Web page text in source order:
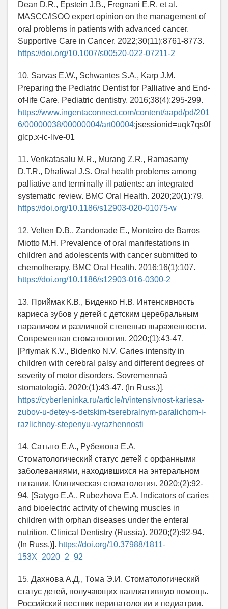
Dean D.R., Epstein J.B., Fregnani E.R. et al.
MASCC/ISOO expert opinion on the management of
oral problems in patients with advanced cancer.
Supportive Care in Cancer. 2022;30(11):8761-8773.
https://doi.org/10.1007/s00520-022-07211-2
10. Sarvas E.W., Schwantes S.A., Karp J.M.
Preparing the Pediatric Dentist for Palliative and End-
of-life Care. Pediatric dentistry. 2016;38(4):295-299.
https://www.ingentaconnect.com/content/aapd/pd/201
6/00000038/00000004/art00004;jsessionid=uqk7qs0f
glcp.x-ic-live-01
11. Venkatasalu M.R., Murang Z.R., Ramasamy
D.T.R., Dhaliwal J.S. Oral health problems among
palliative and terminally ill patients: an integrated
systematic review. BMC Oral Health. 2020;20(1):79.
https://doi.org/10.1186/s12903-020-01075-w
12. Velten D.B., Zandonade E., Monteiro de Barros
Miotto M.H. Prevalence of oral manifestations in
children and adolescents with cancer submitted to
chemotherapy. BMC Oral Health. 2016;16(1):107.
https://doi.org/10.1186/s12903-016-0300-2
13. Приймак К.В., Биденко Н.В. Интенсивность
кариеса зубов у детей с детским церебральным
параличом и различной степенью выраженности.
Современная стоматология. 2020;(1):43-47.
[Priymak K.V., Bidenko N.V. Caries intensity in
children with cerebral palsy and different degrees of
severity of motor disorders. Sovremennaâ
stomatologiâ. 2020;(1):43-47. (In Russ.)].
https://cyberleninka.ru/article/n/intensivnost-kariesa-
zubov-u-detey-s-detskim-tserebralnym-paralichom-i-
razlichnoy-stepenyu-vyrazhennosti
14. Сатыго Е.А., Рубежова Е.А.
Стоматологический статус детей с орфанными
заболеваниями, находившихся на энтеральном
питании. Клиническая стоматология. 2020;(2):92-
94. [Satygo E.A., Rubezhova E.A. Indicators of caries
and bioelectric activity of chewing muscles in
children with orphan diseases under the enteral
nutrition. Clinical Dentistry (Russia). 2020;(2):92-94.
(In Russ.)]. https://doi.org/10.37988/1811-
153X_2020_2_92
15. Дахнова А.Д., Тома Э.И. Стоматологический
статус детей, получающих паллиативную помощь.
Российский вестник перинатологии и педиатрии.